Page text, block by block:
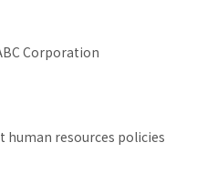
Corporation
human resources policies